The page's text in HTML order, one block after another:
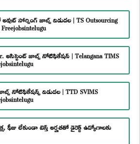
సోర్సింగ్ జాబ్స్ విడుదల | TS Outsourcing
జాబ్స్ నోటిఫికేషన్ | Telangana TIMS
నోటిఫికేషన్స్ విడుదల | TTD SVIMS
ఫీజు లేకుండా టెన్త్ అర్హతతో డైరెక్ట్ ఉద్యోగాలకు